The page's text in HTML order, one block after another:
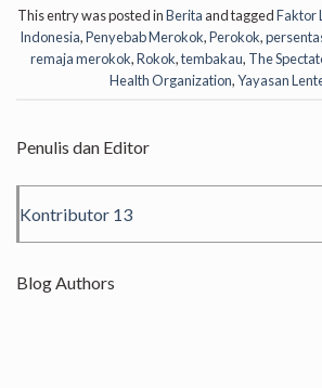
This entry was posted inBerita and taggedFaktor
Indonesia,Penyebab Merokok,Perokok,
remaja merokok,Rokok,tembakau, The
Health Organization,Yayasan
Penulis dan Editor
Kontributor 13
Blog Authors